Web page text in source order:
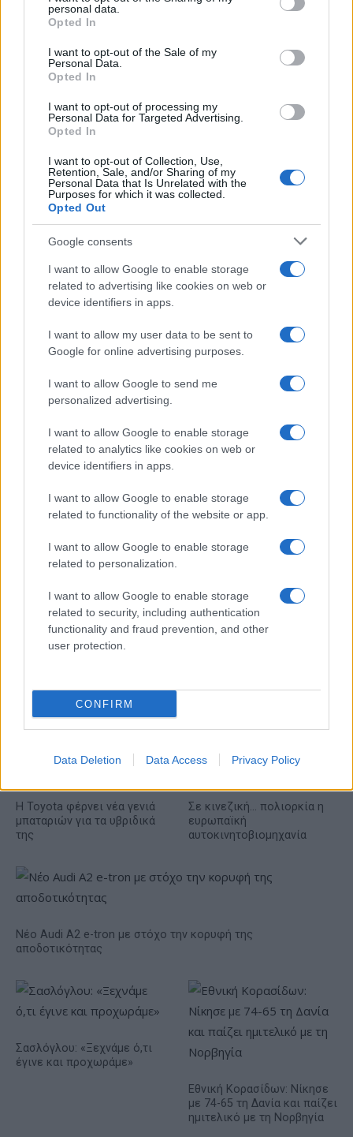
grant or deny consent to Google and its third-party tags to
use your data for below specified purposes in below Google
consent section.
personal data.
Opted In
I want to opt-out of the Sale of my
Personal Data.
Opted In
I want to opt-out of processing my
Personal Data for Targeted Advertising.
Opted In
I want to opt-out of Collection, Use,
Retention, Sale, and/or Sharing of my
Personal Data that Is Unrelated with the
Purposes for which it was collected.
Opted Out
Google consents
I want to allow Google to enable storage
related to advertising like cookies on web or
device identifiers in apps.
I want to allow my user data to be sent to
Google for online advertising purposes.
I want to allow Google to send me
personalized advertising.
I want to allow Google to enable storage
related to analytics like cookies on web or
device identifiers in apps.
I want to allow Google to enable storage
related to functionality of the website or app.
I want to allow Google to enable storage
related to personalization.
I want to allow Google to enable storage
related to security, including authentication
functionality and fraud prevention, and other
user protection.
CONFIRM
Data Deletion Data Access Privacy Policy
ανανέωσης
Εθνική Κορασίδων: Οι
δηλώσεις μετά τη νίκη επί
της Δανίας και πριν από τον
ημιτελικό με τη Νορβηγία
Όμιλος ΔΕΗ: Νέα συμφωνία
για χαρτοφυλάκιο έργων
ΑΠΕ άνω των 2 GW σε
Fourlis: Συμφωνία για την πώληση συμμετοχής στο Sofia
Χρηματιστήριο Αθηνών:
Εβδομαδιαία άνοδος 1,76%,
του έτους
θητεία του Γρηγόρη
Δημητριάδη - Ο Γιάννης
Αλαφούζος επιστρέφει στη
ΕΔΟΕΑΠ
Η Toyota φέρνει νέα γενιά
μπαταριών για τα υβριδικά
της
Σε κινεζική… πολιορκία η
ευρωπαϊκή
αυτοκινητοβιομηχανία
Νέο Audi A2 e-tron με στόχο την κορυφή της
αποδοτικότητας
Σασλόγλου: «Ξεχνάμε ό,τι
έγινε και προχωράμε»
Εθνική Κορασίδων: Νίκησε
με 74-65 τη Δανία και παίζει
ημιτελικό με τη Νορβηγία